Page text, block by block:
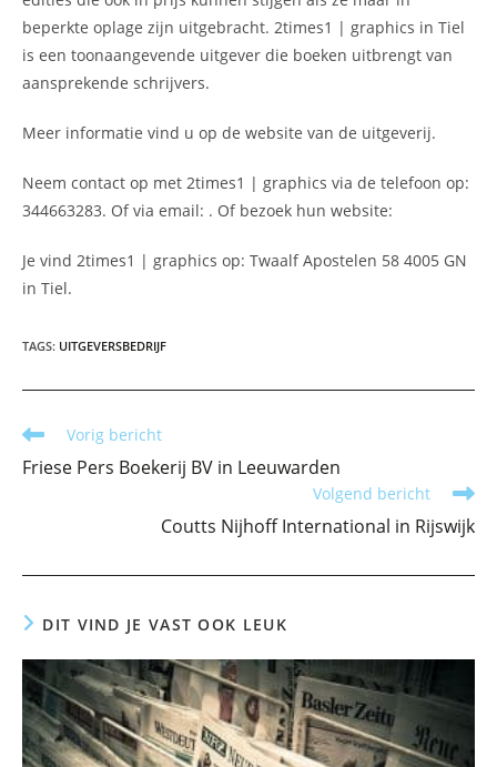
beperkte oplage zijn uitgebracht. 2times1 | graphics in Tiel
is een toonaangevende uitgever die boeken uitbrengt van
aansprekende schrijvers.
Meer informatie vind u op de website van de uitgeverij.
Neem contact op met 2times1 | graphics via de telefoon op:
344663283. Of via email: . Of bezoek hun website:
Je vind 2times1 | graphics op: Twaalf Apostelen 58 4005 GN
in Tiel.
TAGS: UITGEVERSBEDRIJF
Lees
artikelen
Vorig bericht
Friese Pers Boekerij BV in Leeuwarden
Volgend bericht
Coutts Nijhoff International in Rijswijk
DIT VIND JE VAST OOK LEUK